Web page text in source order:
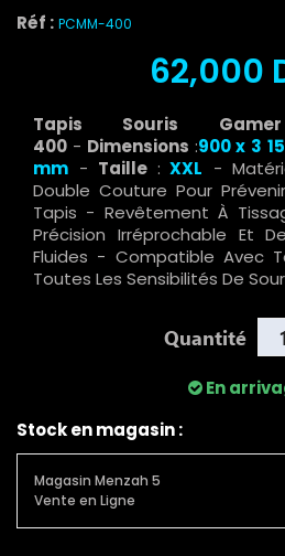
Réf : PCMM-400
62,000
Tapis Souris
400 - Dimensions :900 x 3
mm - Taille : XXL -
Double Couture Pour
Tapis - Revêtement À
Précision Irréprochable Et
Fluides - Compatible Avec
Toutes Les Sensibilités De
Quantité
En
Stock en magasin :
Magasin Menzah 5
Vente en Ligne